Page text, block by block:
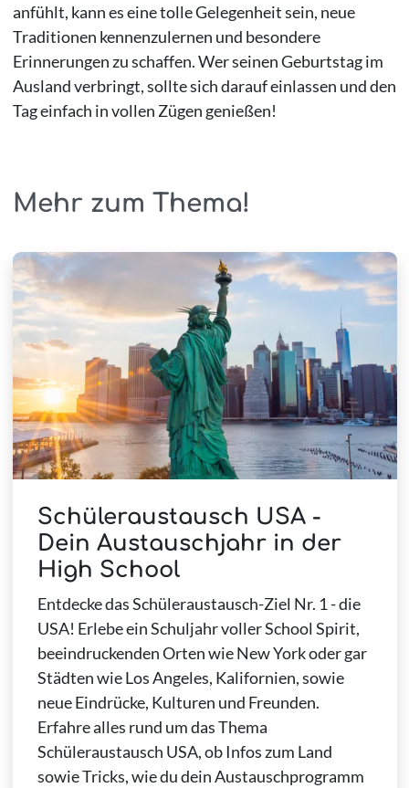
anfühlt, kann es eine tolle Gelegenheit sein, neue
Traditionen kennenzulernen und besondere
Erinnerungen zu schaffen. Wer seinen Geburtstag im
Ausland verbringt, sollte sich darauf einlassen und den
Tag einfach in vollen Zügen genießen!
Mehr zum Thema!
Schüleraustausch USA -
Dein Austauschjahr in der
High School
Entdecke das Schüleraustausch-Ziel Nr. 1 - die
USA! Erlebe ein Schuljahr voller School Spirit,
beeindruckenden Orten wie New York oder gar
Städten wie Los Angeles, Kalifornien, sowie
neue Eindrücke, Kulturen und Freunden.
Erfahre alles rund um das Thema
Schüleraustausch USA, ob Infos zum Land
sowie Tricks, wie du dein Austauschprogramm